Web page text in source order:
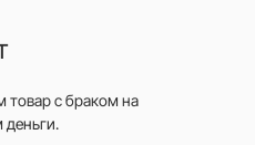
с браком на
деньги.